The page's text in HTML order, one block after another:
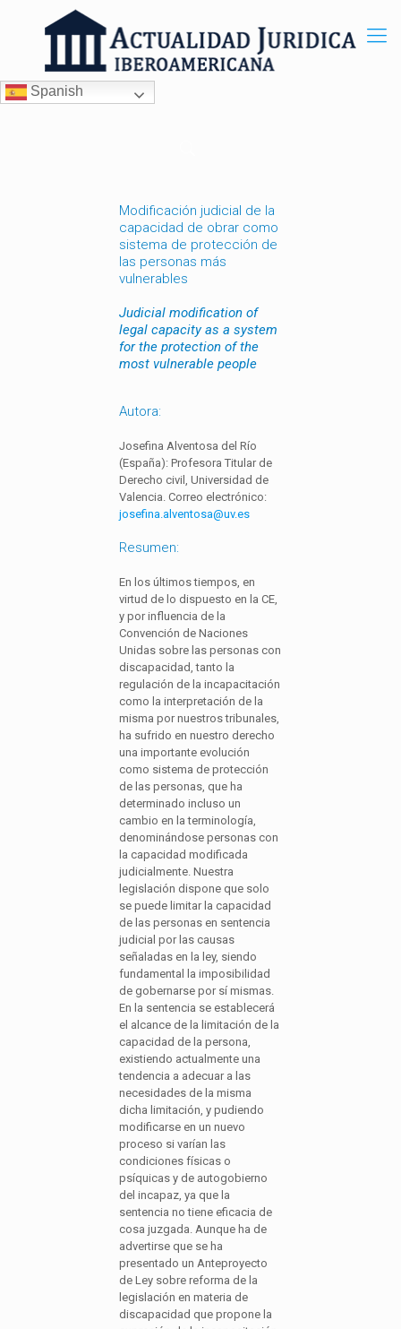
Spanish
Modificación judicial de la
capacidad de obrar como
sistema de protección de
las personas más
vulnerables
Judicial modification of
legal capacity as a system
for the protection of the
most vulnerable people
Autora:
Josefina Alventosa del Río
(España): Profesora Titular de
Derecho civil, Universidad de
Valencia. Correo electrónico:
josefina.alventosa@uv.es
Resumen:
En los últimos tiempos, en
virtud de lo dispuesto en la CE,
y por influencia de la
Convención de Naciones
Unidas sobre las personas con
discapacidad, tanto la
regulación de la incapacitación
como la interpretación de la
misma por nuestros tribunales,
ha sufrido en nuestro derecho
una importante evolución
como sistema de protección
de las personas, que ha
determinado incluso un
cambio en la terminología,
denominándose personas con
la capacidad modificada
judicialmente. Nuestra
legislación dispone que solo
se puede limitar la capacidad
de las personas en sentencia
judicial por las causas
señaladas en la ley, siendo
fundamental la imposibilidad
de gobernarse por sí mismas.
En la sentencia se establecerá
el alcance de la limitación de la
capacidad de la persona,
existiendo actualmente una
tendencia a adecuar a las
necesidades de la misma
dicha limitación, y pudiendo
modificarse en un nuevo
proceso si varían las
condiciones físicas o
psíquicas y de autogobierno
del incapaz, ya que la
sentencia no tiene eficacia de
cosa juzgada. Aunque ha de
advertirse que se ha
presentado un Anteproyecto
de Ley sobre reforma de la
legislación en materia de
discapacidad que propone la